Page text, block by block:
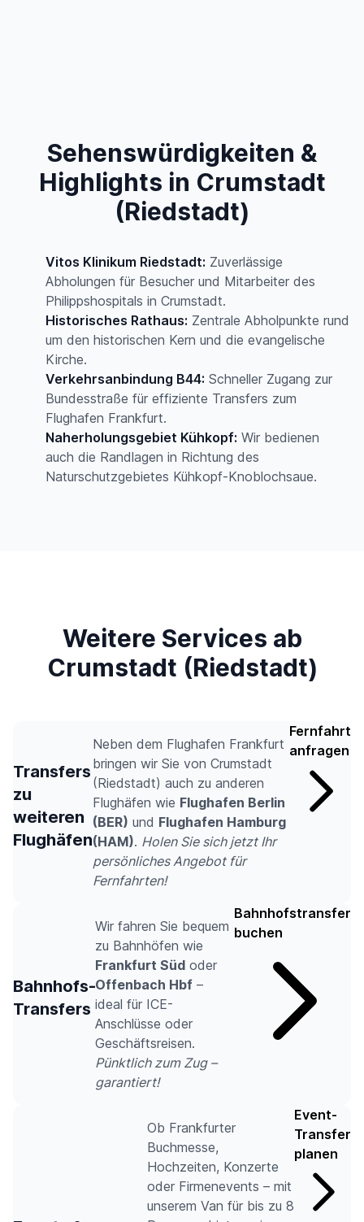
Sehenswürdigkeiten &
Highlights in Crumstadt
(Riedstadt)
Vitos Klinikum Riedstadt: Zuverlässige
Abholungen für Besucher und Mitarbeiter des
Philippshospitals in Crumstadt.
Historisches Rathaus: Zentrale Abholpunkte rund
um den historischen Kern und die evangelische
Kirche.
Verkehrsanbindung B44: Schneller Zugang zur
Bundesstraße für effiziente Transfers zum
Flughafen Frankfurt.
Naherholungsgebiet Kühkopf: Wir bedienen
auch die Randlagen in Richtung des
Naturschutzgebietes Kühkopf-Knoblochsaue.
Weitere Services ab
Crumstadt (Riedstadt)
Transfers
zu
weiteren
Flughäfen
Neben dem Flughafen Frankfurt
bringen wir Sie von Crumstadt
(Riedstadt) auch zu anderen
Flughäfen wie Flughafen Berlin
(BER) und Flughafen Hamburg
(HAM). Holen Sie sich jetzt Ihr
persönliches Angebot für
Fernfahrten!
Fernfahrt
anfragen
Bahnhofs-
Transfers
Wir fahren Sie bequem
zu Bahnhöfen wie
Frankfurt Süd oder
Offenbach Hbf –
ideal für ICE-
Anschlüsse oder
Geschäftsreisen.
Pünktlich zum Zug –
garantiert!
Bahnhofstransfer
buchen
Ob Frankfurter
Buchmesse,
Hochzeiten, Konzerte
oder Firmenevents – mit
unserem Van für bis zu 8
Event-
Transfer
planen